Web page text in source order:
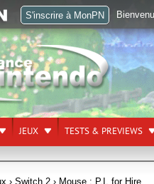
JEUX TESTS & PREVIEWS
› Switch 2 › Mouse : P.I. for Hire
S'inscrire à MonPN